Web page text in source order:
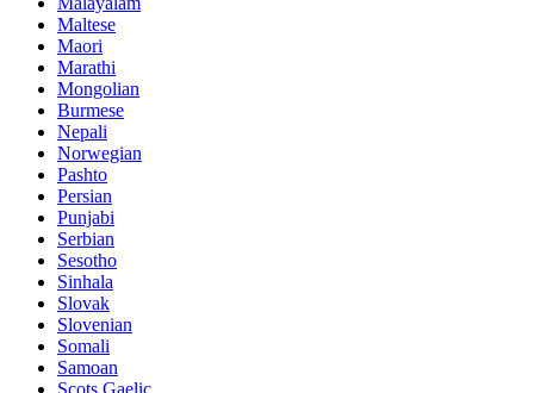
Maltese
Maori
Marathi
Mongolian
Burmese
Nepali
Norwegian
Pashto
Persian
Punjabi
Serbian
Sesotho
Sinhala
Slovak
Slovenian
Somali
Samoan